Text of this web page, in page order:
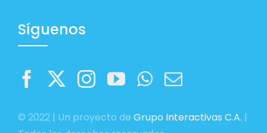
Síguenos
© 2022 | Un proyecto de Grupo Interactivas C.A. |